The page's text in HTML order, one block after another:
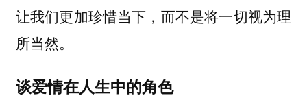
让我们更加珍惜当下，而不是将一切视为理
所当然。
谈爱情在人生中的角色